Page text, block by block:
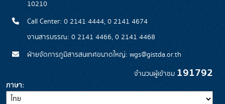
10210
Call Center: 0 2141 4444, 0 2141 4674
งานสารบรรณ: 0 2141 4466, 0 2141 4468
ฝ่ายจัดการภูมิสารสนเทศขนาดใหญ่: wgs@gistda.or.th
จำนวนผู้เข้าชม 191792
ภาษา